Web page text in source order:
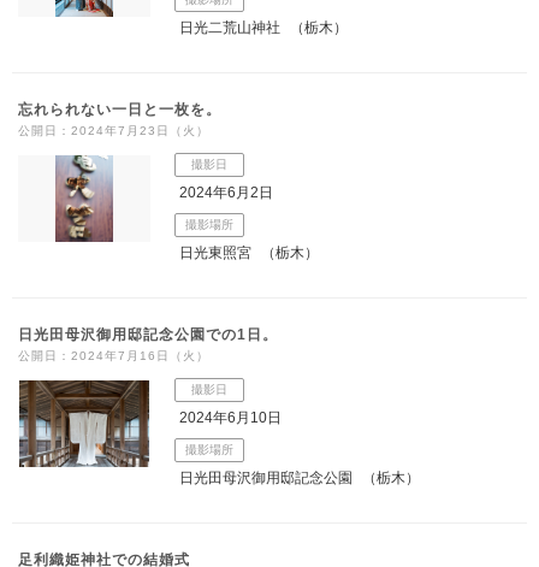
日光二荒山神社 （栃木）
忘れられない一日と一枚を。
公開日：2024年7月23日（火）
撮影日
2024年6月2日
撮影場所
日光東照宮 （栃木）
日光田母沢御用邸記念公園での1日。
公開日：2024年7月16日（火）
撮影日
2024年6月10日
撮影場所
日光田母沢御用邸記念公園 （栃木）
足利織姫神社での結婚式